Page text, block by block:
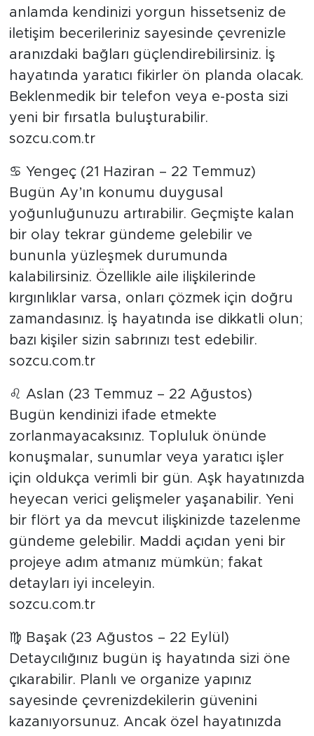
anlamda kendinizi yorgun hissetseniz de
iletişim becerileriniz sayesinde çevrenizle
aranızdaki bağları güçlendirebilirsiniz. İş
hayatında yaratıcı fikirler ön planda olacak.
Beklenmedik bir telefon veya e-posta sizi
yeni bir fırsatla buluşturabilir.
sozcu.com.tr
♋ Yengeç (21 Haziran – 22 Temmuz)
Bugün Ay’ın konumu duygusal
yoğunluğunuzu artırabilir. Geçmişte kalan
bir olay tekrar gündeme gelebilir ve
bununla yüzleşmek durumunda
kalabilirsiniz. Özellikle aile ilişkilerinde
kırgınlıklar varsa, onları çözmek için doğru
zamandasınız. İş hayatında ise dikkatli olun;
bazı kişiler sizin sabrınızı test edebilir.
sozcu.com.tr
♌ Aslan (23 Temmuz – 22 Ağustos)
Bugün kendinizi ifade etmekte
zorlanmayacaksınız. Topluluk önünde
konuşmalar, sunumlar veya yaratıcı işler
için oldukça verimli bir gün. Aşk hayatınızda
heyecan verici gelişmeler yaşanabilir. Yeni
bir flört ya da mevcut ilişkinizde tazelenme
gündeme gelebilir. Maddi açıdan yeni bir
projeye adım atmanız mümkün; fakat
detayları iyi inceleyin.
sozcu.com.tr
♍ Başak (23 Ağustos – 22 Eylül)
Detaycılığınız bugün iş hayatında sizi öne
çıkarabilir. Planlı ve organize yapınız
sayesinde çevrenizdekilerin güvenini
kazanıyorsunuz. Ancak özel hayatınızda